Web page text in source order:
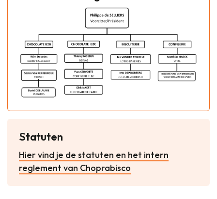
Statuten
Hier vind je de statuten en het intern
reglement van Choprabisco